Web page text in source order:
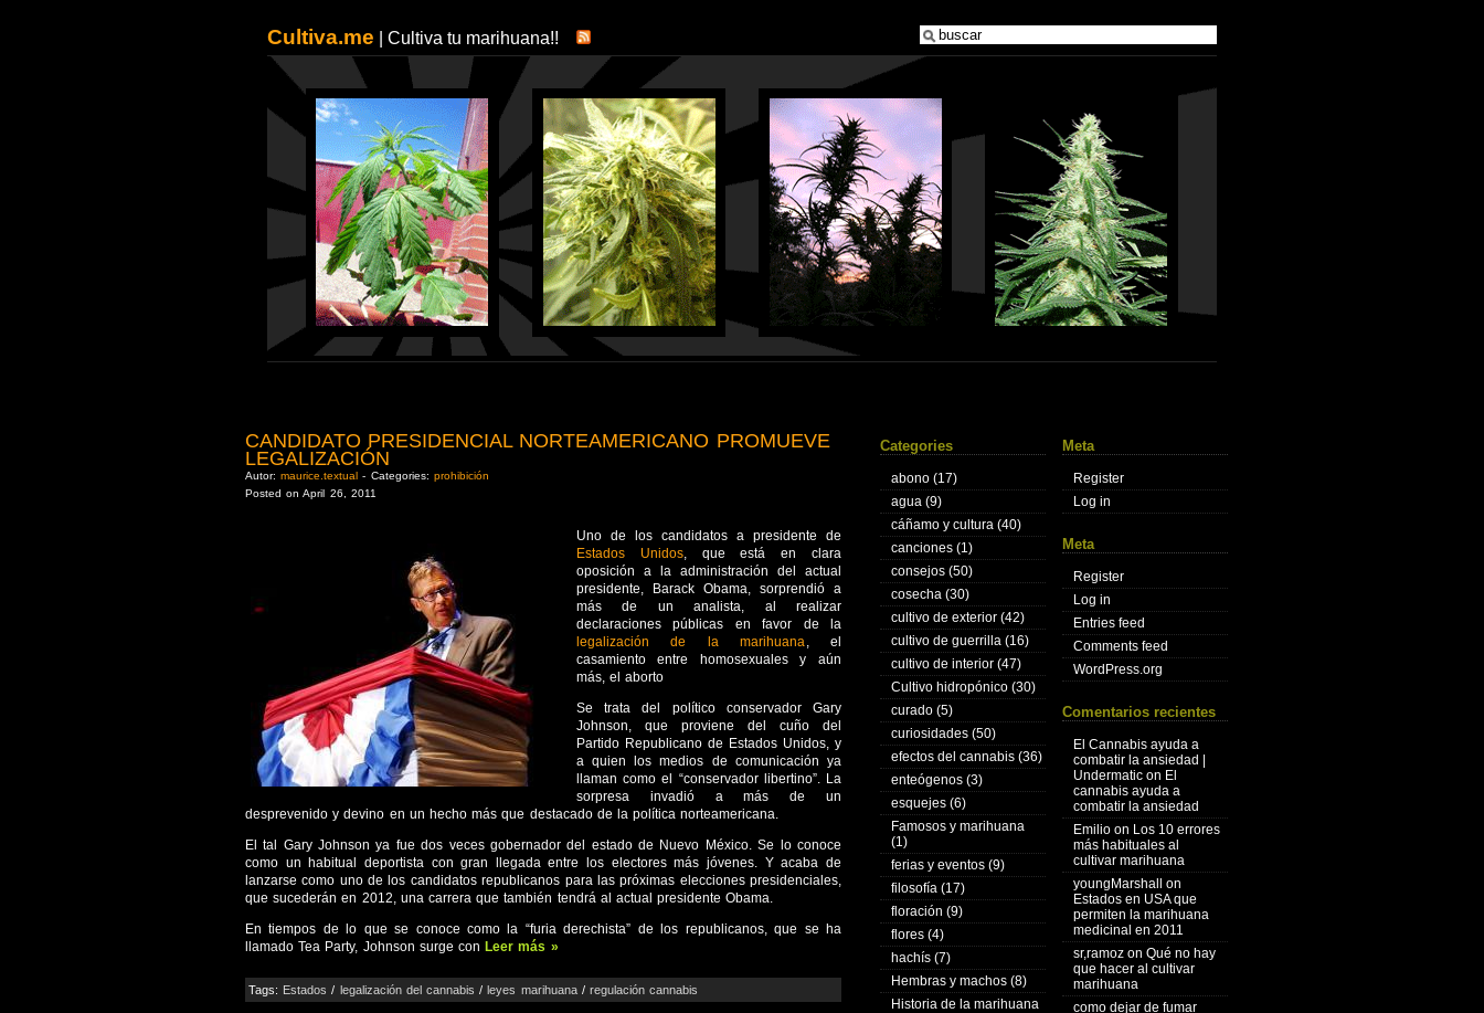
Cultiva.me | Cultiva tu marihuana!!
CANDIDATO PRESIDENCIAL NORTEAMERICANO PROMUEVE
LEGALIZACIÓN
Autor:maurice.textual - Categories: prohibición
Posted on April 26, 2011
Uno de los candidatos a presidente de
Estados Unidos, que está en clara
oposición a la administración del actual
presidente, Barack Obama, sorprendió a
más de un analista, al realizar
declaraciones públicas en favor de la
legalización de la marihuana, el
casamiento entre homosexuales y aún
más, el aborto
Se trata del político conservador Gary
Johnson, que proviene del cuño del
Partido Republicano de Estados Unidos, y
a quien los medios de comunicación ya
llaman como el “conservador libertino”. La
sorpresa invadió a más de un
desprevenido y devino en un hecho más que destacado de la política norteamericana.
El tal Gary Johnson ya fue dos veces gobernador del estado de Nuevo México. Se lo conoce
como un habitual deportista con gran llegada entre los electores más jóvenes. Y acaba de
lanzarse como uno de los candidatos republicanos para las próximas elecciones presidenciales,
que sucederán en 2012, una carrera que también tendrá al actual presidente Obama.
En tiempos de lo que se conoce como la “furia derechista” de los republicanos, que se ha
llamado Tea Party, Johnson surge conLeer más »
Tags: Estados / legalización del cannabis /leyes marihuana/regulación cannabis
Categories
abono (17)
agua (9)
cáñamo y cultura (40)
canciones (1)
consejos (50)
cosecha (30)
cultivo de exterior (42)
cultivo de guerrilla (16)
cultivo de interior (47)
Cultivo hidropónico (30)
curado (5)
curiosidades (50)
efectos del cannabis (36)
enteógenos (3)
esquejes (6)
Famosos y marihuana
(1)
ferias y eventos (9)
filosofía (17)
floración (9)
flores (4)
hachís (7)
Hembras y machos (8)
Historia de la marihuana
Meta
Register
Log in
Meta
Register
Log in
Entries feed
Comments feed
WordPress.org
Comentarios recientes
El Cannabis ayuda a
combatir la ansiedad |
Undermatic on El
cannabis ayuda a
combatir la ansiedad
Emilio on Los 10 errores
más habituales al
cultivar marihuana
youngMarshall on
Estados en USA que
permiten la marihuana
medicinal en 2011
sr,ramoz on Qué no hay
que hacer al cultivar
marihuana
como dejar de fumar